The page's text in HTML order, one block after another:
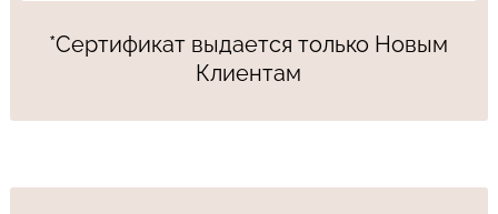
*Сертификат выдается только Новым
Клиентам